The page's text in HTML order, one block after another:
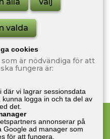
valda
cookies
är nödvändiga för att
fungera är:
där vi lagrar sessionsdata
kunna logga in och ta del av
det.
annonserar på
Google ad manager som
för att fungera.